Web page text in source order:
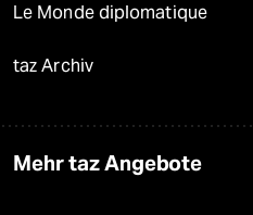
Le Monde diplomatique
taz Archiv
Mehr taz Angebote